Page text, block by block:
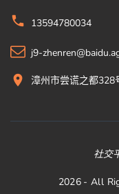
13594780034
j9-
漳州市尝谎之都328
社交
2026 - All